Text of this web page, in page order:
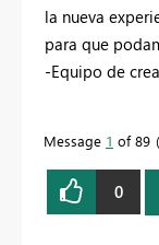
la nueva
para que
-Equipo de
Message 1 of 89
0